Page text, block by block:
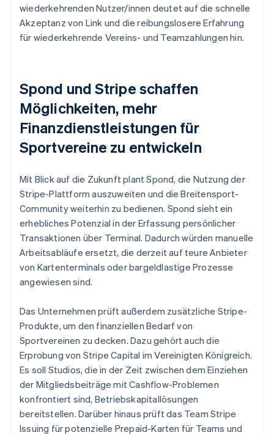
wiederkehrenden Nutzer/innen deutet auf die schnelle
Akzeptanz von Link und die reibungslosere Erfahrung
für wiederkehrende Vereins- und Teamzahlungen hin.
Spond und Stripe schaffen
Möglichkeiten, mehr
Finanzdienstleistungen für
Sportvereine zu entwickeln
Mit Blick auf die Zukunft plant Spond, die Nutzung der
Stripe-Plattform auszuweiten und die Breitensport-
Community weiterhin zu bedienen. Spond sieht ein
erhebliches Potenzial in der Erfassung persönlicher
Transaktionen über Terminal. Dadurch würden manuelle
Arbeitsabläufe ersetzt, die derzeit auf teure Anbieter
von Kartenterminals oder bargeldlastige Prozesse
angewiesen sind.
Das Unternehmen prüft außerdem zusätzliche Stripe-
Produkte, um den finanziellen Bedarf von
Sportvereinen zu decken. Dazu gehört auch die
Erprobung von Stripe Capital im Vereinigten Königreich.
Es soll Studios, die in der Zeit zwischen dem Einziehen
der Mitgliedsbeiträge mit Cashflow-Problemen
konfrontiert sind, Betriebskapitallösungen
bereitstellen. Darüber hinaus prüft das Team Stripe
Issuing für potenzielle Prepaid-Karten für Teams und